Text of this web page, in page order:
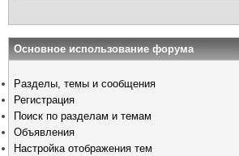
Основное использование форума
Разделы, темы и сообщения
Регистрация
Поиск по разделам и темам
Объявления
Настройка отображения тем